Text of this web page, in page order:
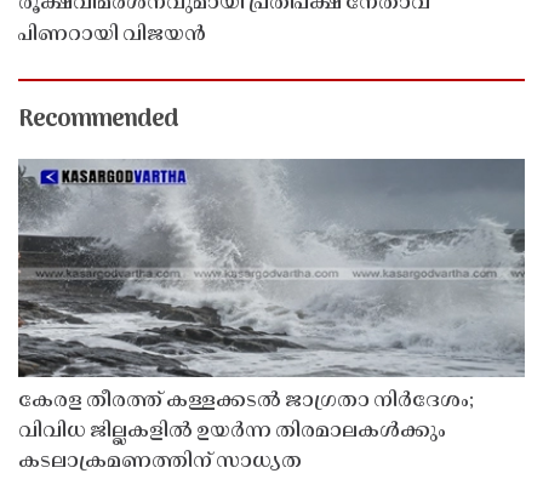
പിണറായി വിജയൻ
Recommended
കേരള തീരത്ത് കള്ളക്കടൽ ജാഗ്രതാ നിർദേശം;
വിവിധ ജില്ലകളിൽ ഉയർന്ന തിരമാലകൾക്കും
കടലാക്രമണത്തിന് സാധ്യത